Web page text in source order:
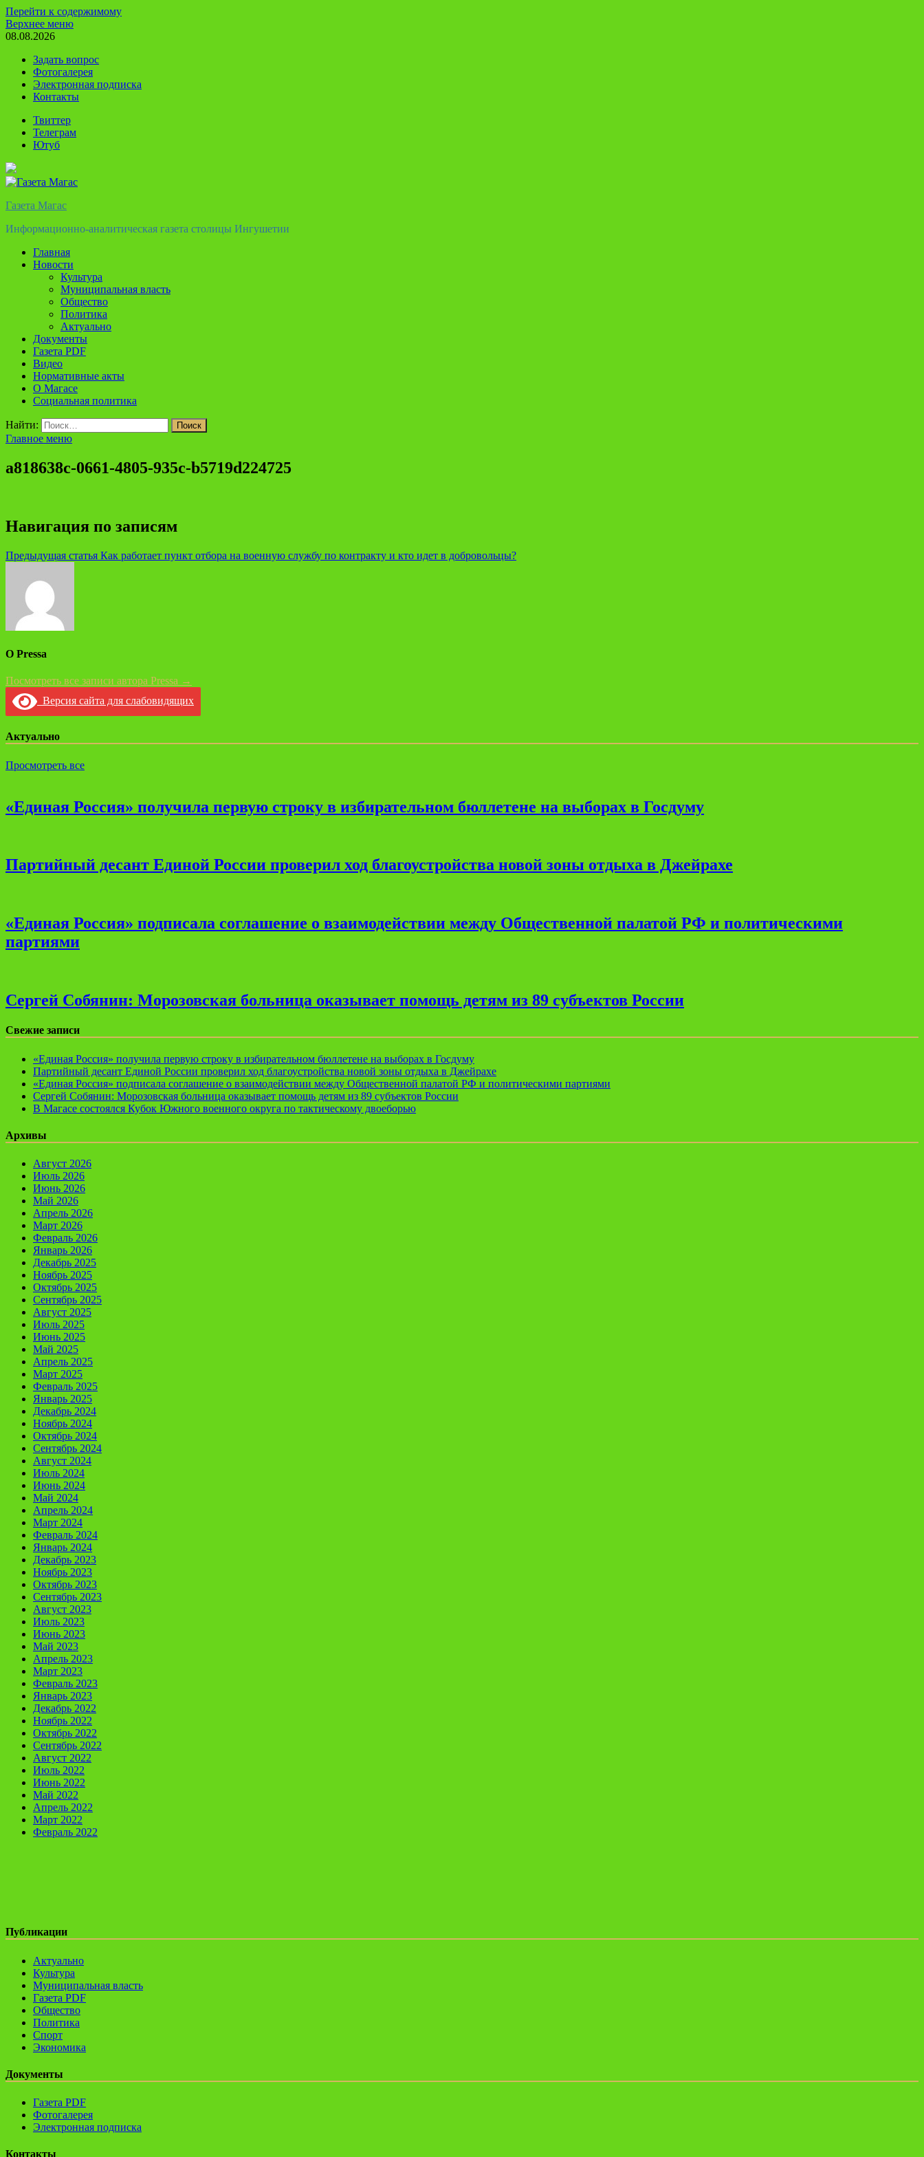
Перейти к содержимому
Верхнее меню
08.08.2026
Задать вопрос
Фотогалерея
Электронная подписка
Контакты
Твиттер
Телеграм
Ютуб
Газета Магас
Информационно-аналитическая газета столицы Ингушетии
Главная
Новости
Культура
Муниципальная власть
Общество
Политика
Актуально
Документы
Газета PDF
Видео
Нормативные акты
О Магасе
Социальная политика
Найти:
Главное меню
a818638c-0661-4805-935c-b5719d224725
Навигация по записям
Предыдущая статья Как работает пункт отбора на военную службу по контракту и кто идет в добровольцы?
О Pressa
Посмотреть все записи автора Pressa →
Версия сайта для слабовидящих
Актуально
Просмотреть все
«Единая Россия» получила первую строку в избирательном бюллетене на выборах в Госдуму
Партийный десант Единой России проверил ход благоустройства новой зоны отдыха в Джейрахе
«Единая Россия» подписала соглашение о взаимодействии между Общественной палатой РФ и политическими
партиями
Сергей Собянин: Морозовская больница оказывает помощь детям из 89 субъектов России
Свежие записи
«Единая Россия» получила первую строку в избирательном бюллетене на выборах в Госдуму
Партийный десант Единой России проверил ход благоустройства новой зоны отдыха в Джейрахе
«Единая Россия» подписала соглашение о взаимодействии между Общественной палатой РФ и политическими партиями
Сергей Собянин: Морозовская больница оказывает помощь детям из 89 субъектов России
В Магасе состоялся Кубок Южного военного округа по тактическому двоеборью
Архивы
Август 2026
Июль 2026
Июнь 2026
Май 2026
Апрель 2026
Март 2026
Февраль 2026
Январь 2026
Декабрь 2025
Ноябрь 2025
Октябрь 2025
Сентябрь 2025
Август 2025
Июль 2025
Июнь 2025
Май 2025
Апрель 2025
Март 2025
Февраль 2025
Январь 2025
Декабрь 2024
Ноябрь 2024
Октябрь 2024
Сентябрь 2024
Август 2024
Июль 2024
Июнь 2024
Май 2024
Апрель 2024
Март 2024
Февраль 2024
Январь 2024
Декабрь 2023
Ноябрь 2023
Октябрь 2023
Сентябрь 2023
Август 2023
Июль 2023
Июнь 2023
Май 2023
Апрель 2023
Март 2023
Февраль 2023
Январь 2023
Декабрь 2022
Ноябрь 2022
Октябрь 2022
Сентябрь 2022
Август 2022
Июль 2022
Июнь 2022
Май 2022
Апрель 2022
Март 2022
Февраль 2022
Публикации
Актуально
Культура
Муниципальная власть
Газета PDF
Общество
Политика
Спорт
Экономика
Документы
Газета PDF
Фотогалерея
Электронная подписка
Контакты